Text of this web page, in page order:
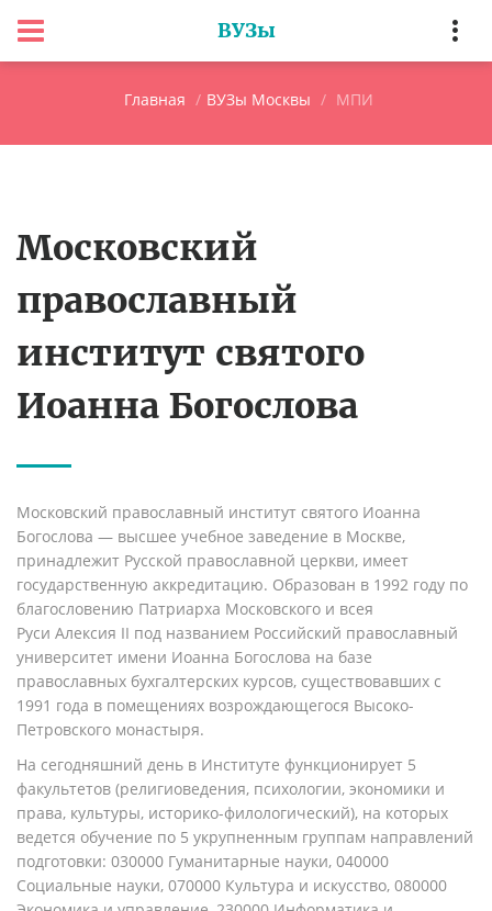
ВУЗы
Главная ВУЗы Москвы МПИ
Московский
православный
институт святого
Иоанна Богослова
Московский православный институт святого Иоанна
Богослова — высшее учебное заведение в Москве,
принадлежит Русской православной церкви, имеет
государственную аккредитацию. Образован в 1992 году по
благословению Патриарха Московского и всея
Руси Алексия II под названием Российский православный
университет имени Иоанна Богослова на базе
православных бухгалтерских курсов, существовавших с
1991 года в помещениях возрождающегося Высоко-
Петровского монастыря.
На сегодняшний день в Институте функционирует 5
факультетов (религиоведения, психологии, экономики и
права, культуры, историко-филологический), на которых
ведется обучение по 5 укрупненным группам направлений
подготовки: 030000 Гуманитарные науки, 040000
Социальные науки, 070000 Культура и искусство, 080000